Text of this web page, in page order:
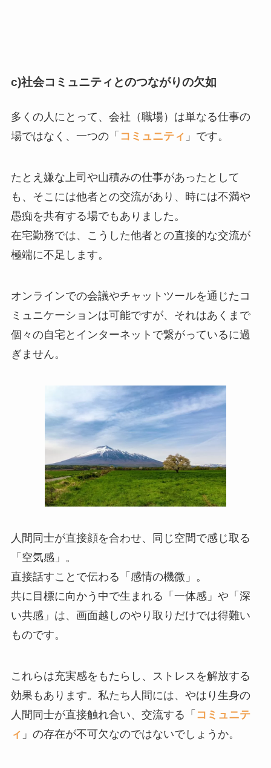
c)社会コミュニティとのつながりの欠如
多くの人にとって、会社（職場）は単なる仕事の
場ではなく、一つの「 コミュニティ 」です。
たとえ嫌な上司や山積みの仕事があったとして
も、そこには他者との交流があり、時には不満や
愚痴を共有する場でもありました。
在宅勤務では、こうした他者との直接的な交流が
極端に不足します。
オンラインでの会議やチャットツールを通じたコ
ミュニケーションは可能ですが、それはあくまで
個々の自宅とインターネットで繋がっているに過
ぎません。
人間同士が直接顔を合わせ、同じ空間で感じ取る
「空気感」。
直接話すことで伝わる「感情の機微」。
共に目標に向かう中で生まれる「一体感」や「深
い共感」は、画面越しのやり取りだけでは得難い
ものです。
これらは充実感をもたらし、ストレスを解放する
効果もあります。私たち人間には、やはり生身の
人間同士が直接触れ合い、交流する「 コミュニテ
ィ 」の存在が不可欠なのではないでしょうか。